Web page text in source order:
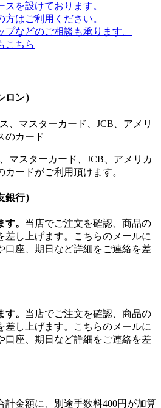
を設けております。
はご利用ください。
などのご相談も承ります。
こちら
ン）
マスターカード、JCB、アメリカ
カードがご利用頂けます。
行）
。 当店でご注文を確認、商品の
差し上げます。こちらのメールに
口座、期日など詳細をご連絡を差
。 当店でご注文を確認、商品の
差し上げます。こちらのメールに
口座、期日など詳細をご連絡を差
計金額に、別途手数料400円が加算